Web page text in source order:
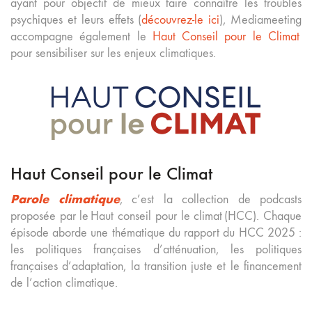
ayant pour objectif de mieux faire connaître les troubles
psychiques et leurs effets (découvrez-le ici), Mediameeting
accompagne également le Haut Conseil pour le Climat
pour sensibiliser sur les enjeux climatiques.
Haut Conseil pour le Climat
Parole climatique, c’est la collection de podcasts
proposée par le Haut conseil pour le climat (HCC). Chaque
épisode aborde une thématique du rapport du HCC 2025 :
les politiques françaises d’atténuation, les politiques
françaises d’adaptation, la transition juste et le financement
de l’action climatique.